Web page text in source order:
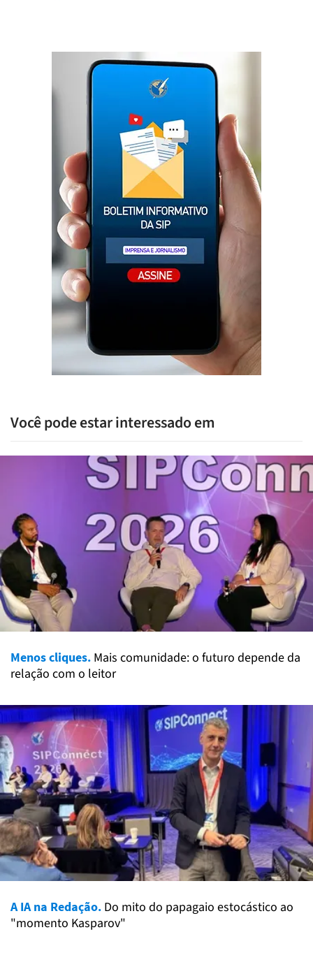
Você pode estar interessado em
Menos cliques. Mais comunidade: o futuro depende da
relação com o leitor
A IA na Redação. Do mito do papagaio estocástico ao
"momento Kasparov"